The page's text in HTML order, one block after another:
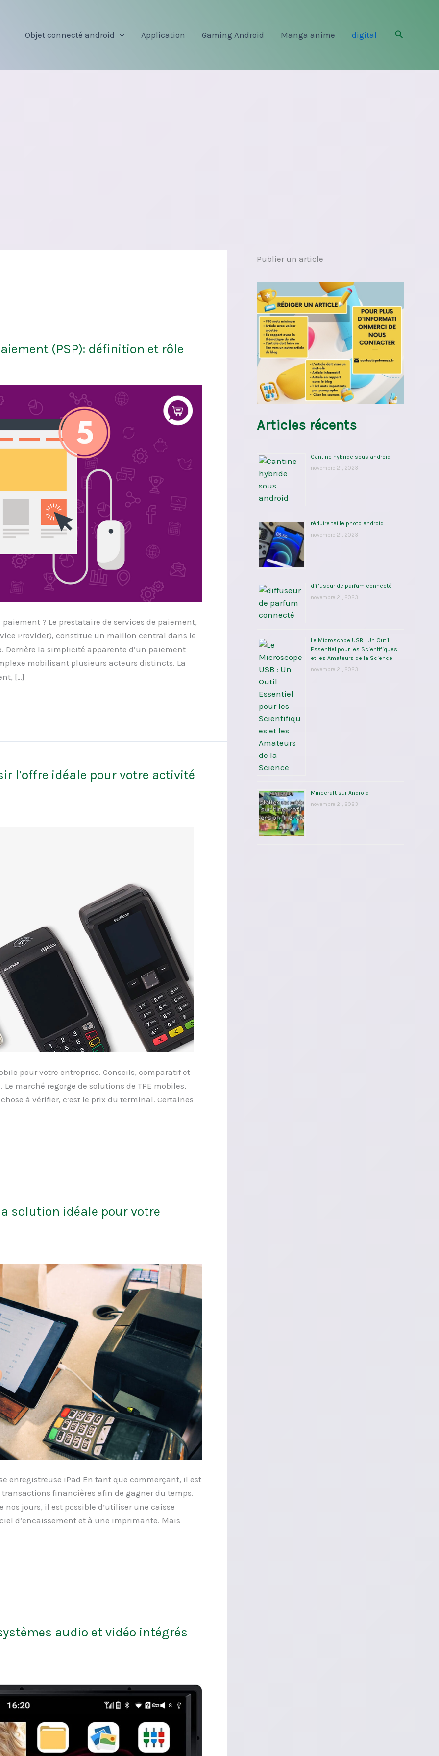
Objet connecté android Application Gaming Android Manga anime digital Rechercher
(PSP): définition et rôle
paiement ? Le prestataire de services de paiement,
Provider), constitue un maillon central dans le
la simplicité apparente d’un paiement
mobilisant plusieurs acteurs distincts. La
[…]
l’offre idéale pour votre activité
pour votre entreprise. Conseils, comparatif et
marché regorge de solutions de TPE mobiles,
à vérifier, c’est le prix du terminal. Certaines
solution idéale pour votre
enregistreuse iPad En tant que commerçant, il est
financières afin de gagner du temps.
jours, il est possible d’utiliser une caisse
d’encaissement et à une imprimante. Mais
audio et vidéo intégrés
Publier un article
Articles récents
Cantine hybride sous android
novembre 21, 2023
réduire taille photo android
novembre 21, 2023
diffuseur de parfum connecté
novembre 21, 2023
Le Microscope USB : Un Outil
Essentiel pour les Scientifiques
et les Amateurs de la Science
novembre 21, 2023
Minecraft sur Android
novembre 21, 2023